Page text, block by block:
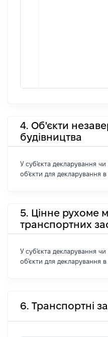
4. Об'єкти
будівництва
У суб'єкта декларування чи
об'єкти для декларування в
5. Цінне рухоме
транспортних
У суб'єкта декларування чи
об'єкти для декларування в
6. Транспортні